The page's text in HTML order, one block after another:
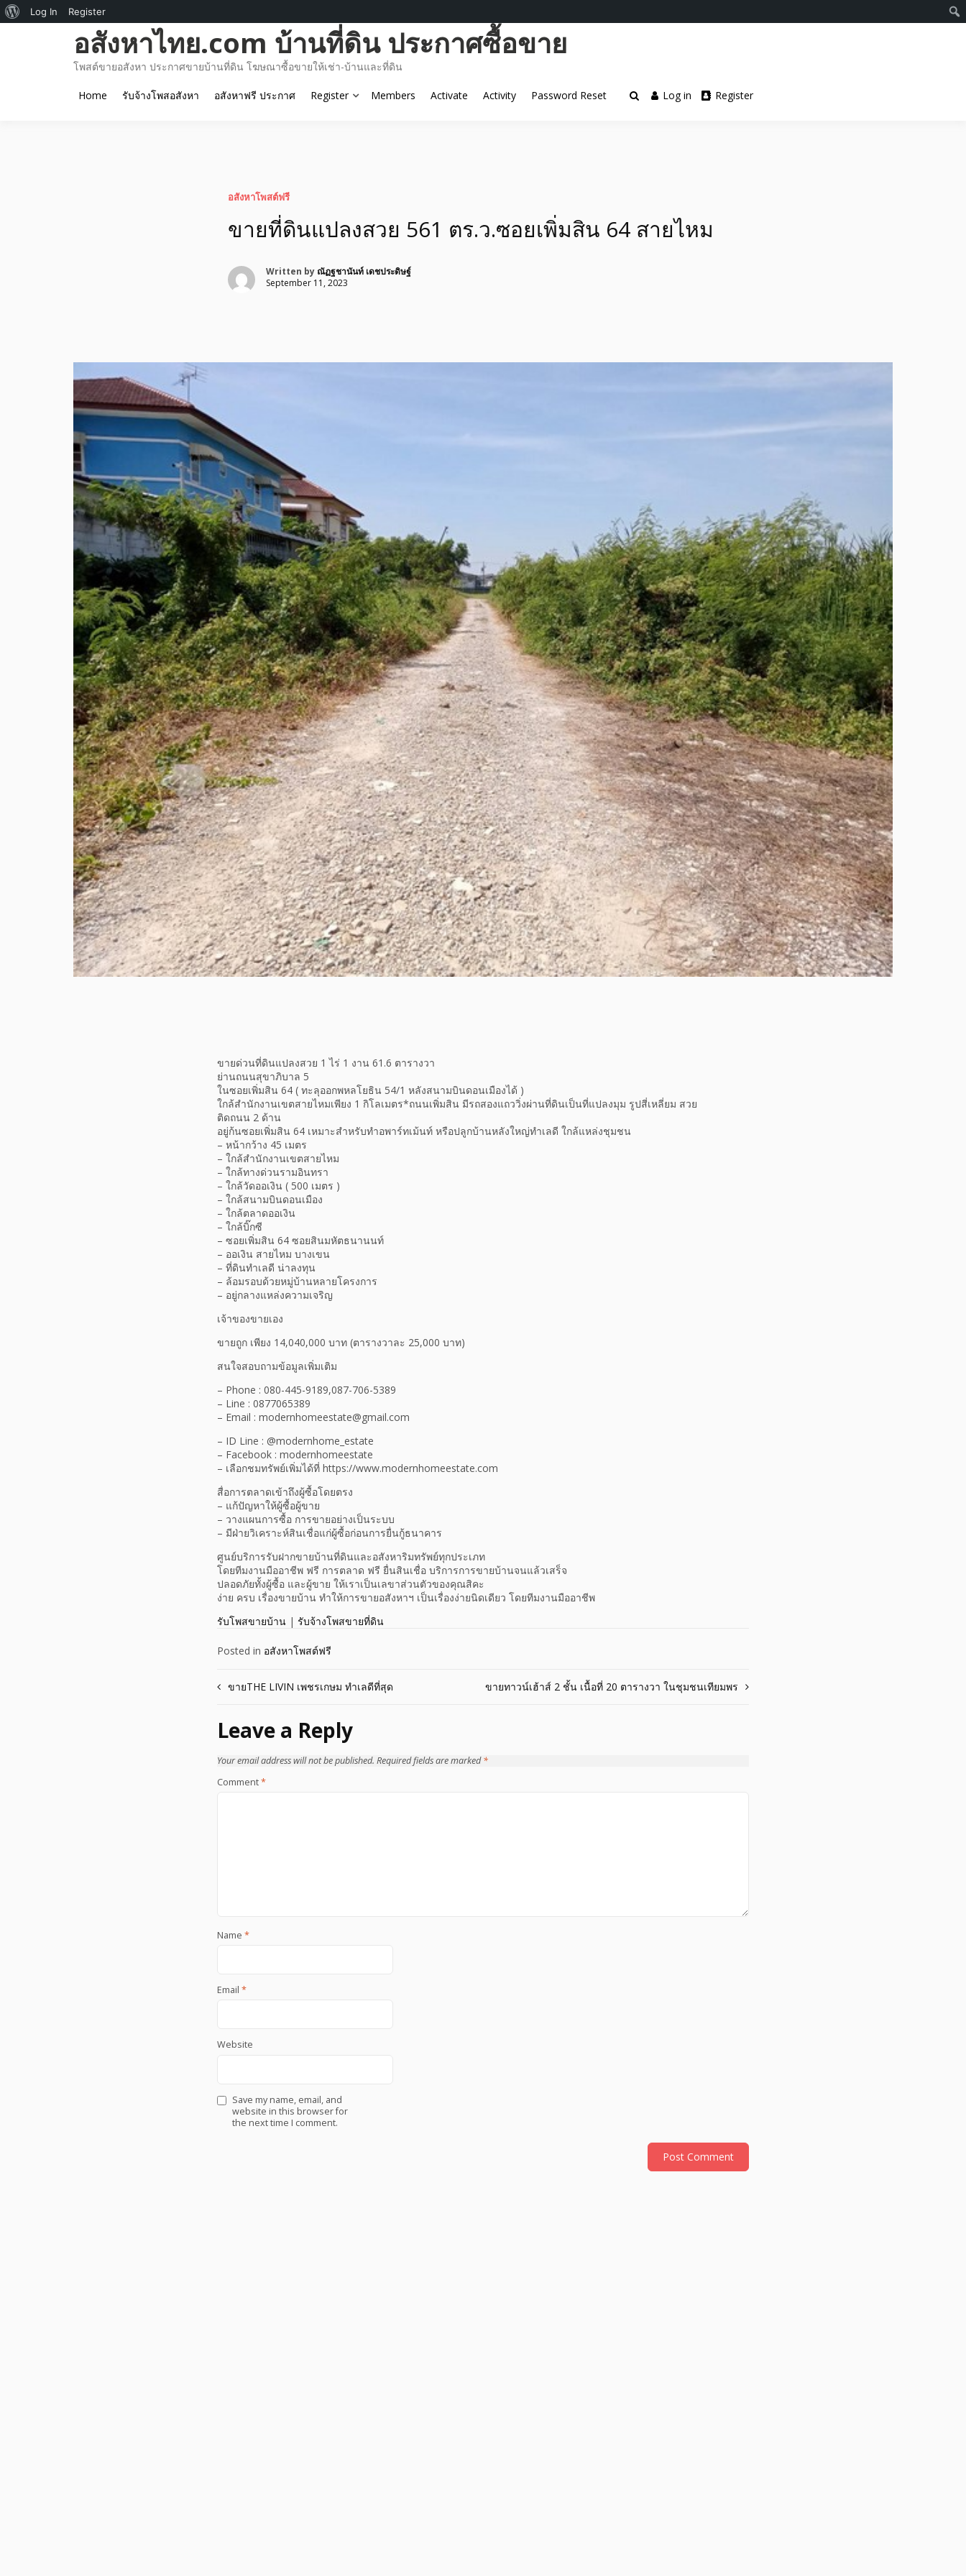
อสังหาไทย.com บ้านที่ดิน ประกาศซื้อขาย
โพสต์ขายอสังหา ประกาศขายบ้านที่ดิน โฆษณาซื้อขายให้เช่า-บ้านและที่ดิน
Home รับจ้างโพสอสังหา อสังหาฟรี ประกาศ Register Members Activate Activity Password Reset Log in Register
อสังหาโพสต์ฟรี
ขายที่ดินแปลงสวย 561 ตร.ว.ซอยเพิ่มสิน 64 สายไหม
Written by ณัฏฐชานันท์ เดชประดิษฐ์
September 11, 2023
ขายด่วนที่ดินแปลงสวย 1 ไร่ 1 งาน 61.6 ตารางวา
ย่านถนนสุขาภิบาล 5
ในซอยเพิ่มสิน 64 ( ทะลุออกพหลโยธิน 54/1 หลังสนามบินดอนเมืองได้ )
ใกล้สำนักงานเขตสายไหมเพียง 1 กิโลเมตร*ถนนเพิ่มสิน มีรถสองแถววิ่งผ่านที่ดินเป็นที่แปลงมุม รูปสี่เหลี่ยม สวย
ติดถนน 2 ด้าน
อยู่ก้นซอยเพิ่มสิน 64 เหมาะสำหรับทำอพาร์ทเม้นท์ หรือปลูกบ้านหลังใหญ่ทำเลดี ใกล้แหล่งชุมชน
– หน้ากว้าง 45 เมตร
– ใกล้สำนักงานเขตสายไหม
– ใกล้ทางด่วนรามอินทรา
– ใกล้วัดออเงิน ( 500 เมตร )
– ใกล้สนามบินดอนเมือง
– ใกล้ตลาดออเงิน
– ใกล้บิ๊กซี
– ซอยเพิ่มสิน 64 ซอยสินมหัตธนานนท์
– ออเงิน สายไหม บางเขน
– ที่ดินทำเลดี น่าลงทุน
– ล้อมรอบด้วยหมู่บ้านหลายโครงการ
– อยู่กลางแหล่งความเจริญ
เจ้าของขายเอง
ขายถูก เพียง 14,040,000 บาท (ตารางวาละ 25,000 บาท)
สนใจสอบถามข้อมูลเพิ่มเติม
– Phone : 080-445-9189,087-706-5389
– Line : 0877065389
– Email : modernhomeestate@gmail.com
– ID Line : @modernhome_estate
– Facebook : modernhomeestate
– เลือกชมทรัพย์เพิ่มได้ที่ https://www.modernhomeestate.com
สื่อการตลาดเข้าถึงผู้ซื้อโดยตรง
– แก้ปัญหาให้ผู้ซื้อผู้ขาย
– วางแผนการซื้อ การขายอย่างเป็นระบบ
– มีฝ่ายวิเคราะห์สินเชื่อแก่ผู้ซื้อก่อนการยื่นกู้ธนาคาร
ศูนย์บริการรับฝากขายบ้านที่ดินและอสังหาริมทรัพย์ทุกประเภท
โดยทีมงานมืออาชีพ ฟรี การตลาด ฟรี ยื่นสินเชื่อ บริการการขายบ้านจนแล้วเสร็จ
ปลอดภัยทั้งผู้ซื้อ และผู้ขาย ให้เราเป็นเลขาส่วนตัวของคุณสิคะ
ง่าย ครบ เรื่องขายบ้าน ทำให้การขายอสังหาฯ เป็นเรื่องง่ายนิดเดียว โดยทีมงานมืออาชีพ
รับโพสขายบ้าน | รับจ้างโพสขายที่ดิน
Posted in อสังหาโพสต์ฟรี
Post
ขายTHE LIVIN เพชรเกษม ทำเลดีที่สุด ขายทาวน์เฮ้าส์ 2 ชั้น เนื้อที่ 20 ตารางวา ในชุมชนเทียมพร
Leave a Reply
Your email address will not be published. Required fields are marked*
Comment*
Name *
Email *
Website
Save my name, email, and
website in this browser for
the next time I comment.
About
Log In Register